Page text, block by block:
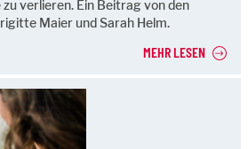
verlieren. Ein Beitrag von den
Maier und Sarah Helm.
MEHR LESEN